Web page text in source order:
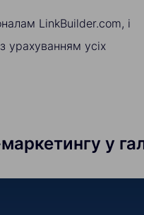
LinkBuilder.com, і
урахуванням усіх
у